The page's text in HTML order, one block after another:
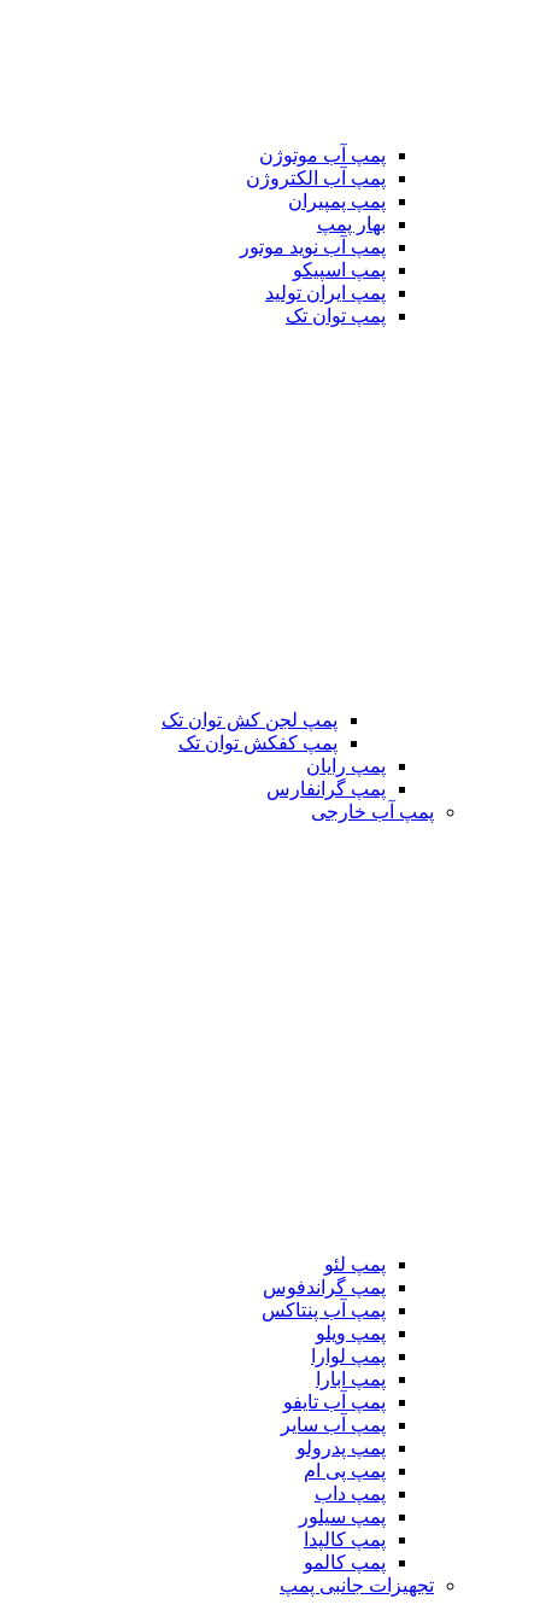
پمپ آب موتوژن
پمپ آب الکتروژن
پمپ پمپیران
بهار پمپ
پمپ آب نوید موتور
پمپ اسپیکو
پمپ ایران تولید
پمپ توان تک
پمپ لجن کش توان تک
پمپ کفکش توان تک
پمپ رایان
پمپ گرانفارس
پمپ آب خارجی
پمپ لئو
پمپ گراندفوس
پمپ آب پنتاکس
پمپ ویلو
پمپ لوارا
پمپ ابارا
پمپ آب تایفو
پمپ آب سایر
پمپ پدرولو
پمپ پی ام
پمپ داب
پمپ سیلور
پمپ کالپدا
پمپ کالمو
تجهیزات جانبی پمپ